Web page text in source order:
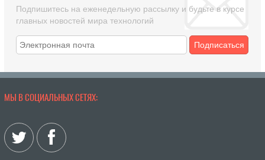
Подпишитесь на еженедельную рассылку и будьте в курсе
главных новостей мира технологий
Подписаться
МЫ В СОЦИАЛЬНЫХ СЕТЯХ: